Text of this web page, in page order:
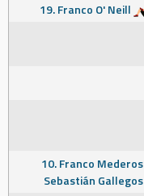
19. Franco O' Neill
10. Franco Mederos
Sebastián Gallegos